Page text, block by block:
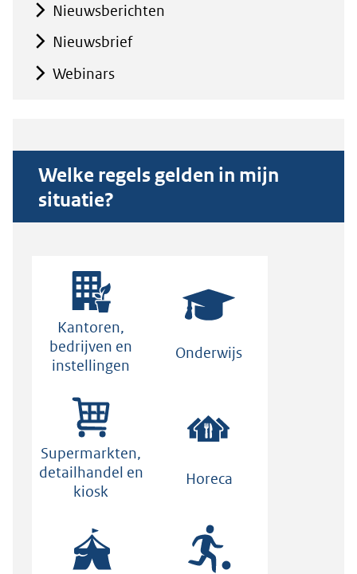
Nieuwsberichten
Nieuwsbrief
Webinars
Welke regels gelden in mijn
situatie?
Kantoren,
bedrijven en
instellingen
Onderwijs
Supermarkten,
detailhandel en
kiosk
Horeca